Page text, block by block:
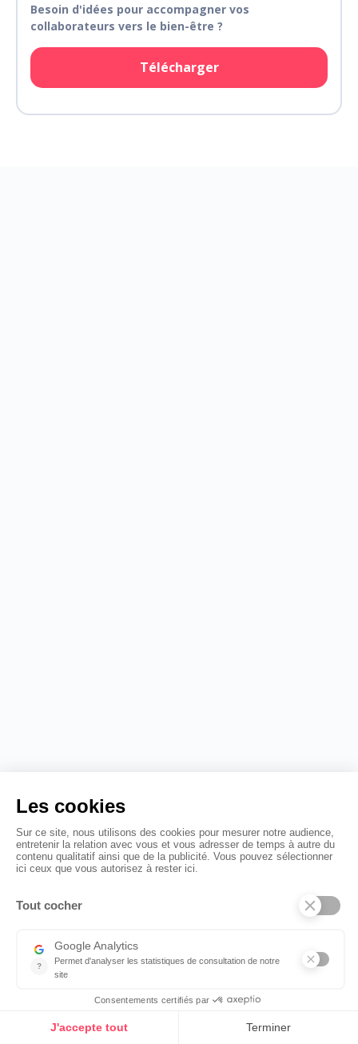
Besoin d'idées pour accompagner vos
collaborateurs vers le bien-être ?
Télécharger
Experience collaborateur 07.08.2026